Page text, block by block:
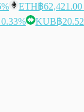
ETH฿62,421.00
KUB฿20.52